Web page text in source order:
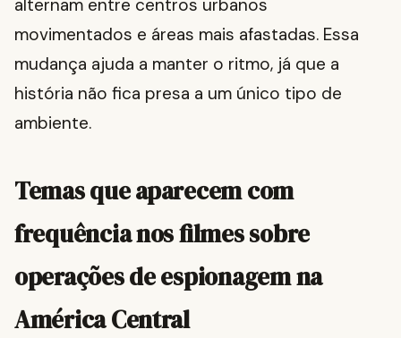
alternam entre centros urbanos
movimentados e áreas mais afastadas. Essa
mudança ajuda a manter o ritmo, já que a
história não fica presa a um único tipo de
ambiente.
Temas que aparecem com
frequência nos filmes sobre
operações de espionagem na
América Central